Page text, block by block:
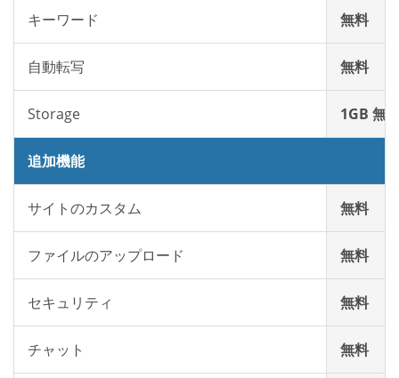
キーワード 無料
自動転写 無料
Storage 1GB 無
追加機能
サイトのカスタム 無料
ファイルのアップロード 無料
セキュリティ 無料
チャット 無料